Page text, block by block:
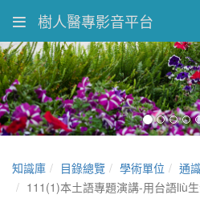
樹人醫專影音平台
知識庫 目錄總覽 學術單位
通
111(1)本土語專題演講-用台語liù